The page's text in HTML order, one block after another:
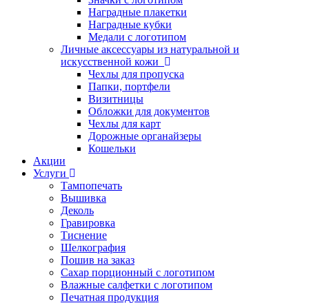
Наградные плакетки
Наградные кубки
Медали с логотипом
Личные аксессуары из натуральной и
искусственной кожи
Чехлы для пропуска
Папки, портфели
Визитницы
Обложки для документов
Чехлы для карт
Дорожные органайзеры
Кошельки
Акции
Услуги
Тампопечать
Вышивка
Деколь
Гравировка
Тиснение
Шелкография
Пошив на заказ
Сахар порционный с логотипом
Влажные салфетки с логотипом
Печатная продукция